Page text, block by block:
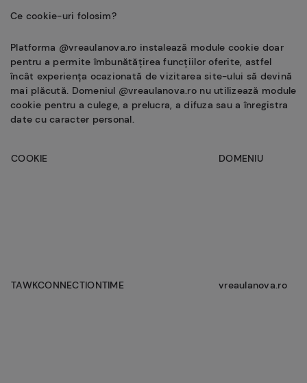
Ce cookie-uri folosim?
Platforma @vreaulanova.ro instalează module cookie doar
pentru a permite îmbunătățirea funcțiilor oferite, astfel
încât experiența ocazionată de vizitarea site-ului să devină
mai plăcută. Domeniul @vreaulanova.ro nu utilizează module
cookie pentru a culege, a prelucra, a difuza sau a înregistra
date cu caracter personal.
COOKIE DOMENIU
TAWKCONNECTIONTIME vreaulanova.ro